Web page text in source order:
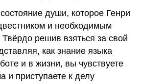
души, которое Генри
и необходимым
решив взяться за свой
как знание языка
и в жизни, вы чувствуете
и приступаете к делу